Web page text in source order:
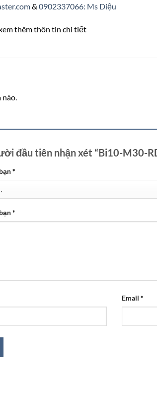
& 0902337066: Ms Diệu
thêm thôn tin chi tiết
nào.
đầu tiên nhận xét “Bi10-M30-
*
*
Email *